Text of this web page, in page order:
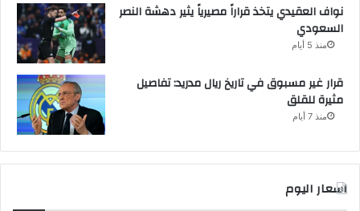
نواف العقيدي يتخذ قراراً مصيرياً يثير دهشة النصر
السعودي
منذ 5 أيام
قرار غير مسبوق في تاريخ ريال مدريد: تفاصيل
مثيرة للقلق
منذ 7 أيام
اسعار اليوم